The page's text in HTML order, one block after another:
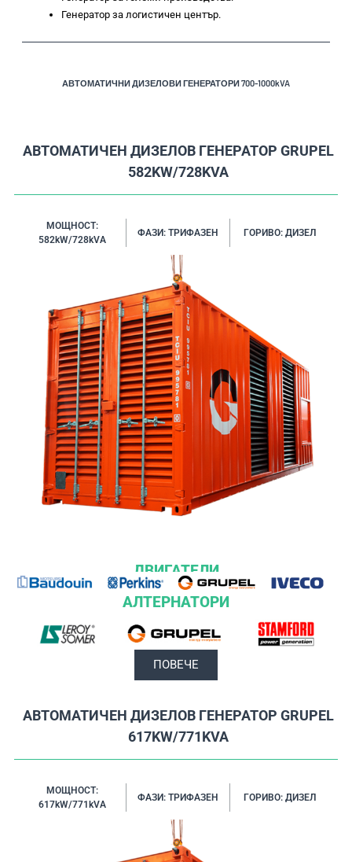
Генератор за логистичен център.
АВТОМАТИЧНИ ДИЗЕЛОВИ ГЕНЕРАТОРИ 700-1000kVA
АВТОМАТИЧЕН ДИЗЕЛОВ ГЕНЕРАТОР GRUPEL
582KW/728KVA
МОЩНОСТ:
582kW/728kVA
ФАЗИ: ТРИФАЗЕН ГОРИВО: ДИЗЕЛ
ДВИГАТЕЛИ
АЛТЕРНАТОРИ
ПОВЕЧЕ
АВТОМАТИЧЕН ДИЗЕЛОВ ГЕНЕРАТОР GRUPEL
617KW/771KVA
МОЩНОСТ:
617kW/771kVA
ФАЗИ: ТРИФАЗЕН ГОРИВО: ДИЗЕЛ